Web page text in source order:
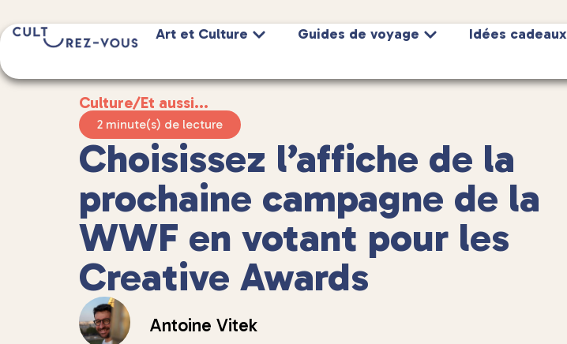
Art et Culture Guides de voyage Idées cadeaux
Culture/Et aussi...
2 minute(s) de lecture
Choisissez l’affiche de la
prochaine campagne de la
WWF en votant pour les
Creative Awards
Antoine Vitek